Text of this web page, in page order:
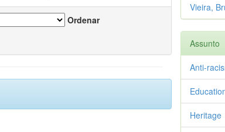
Ordenar
Vieira,
Assunto
Anti-
Heritage